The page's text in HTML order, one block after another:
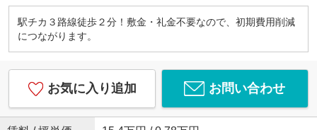
駅チカ３路線徒歩２分！敷金・礼金不要なので、初期費用削減
につながります。
お気に入り追加 お問い合わせ